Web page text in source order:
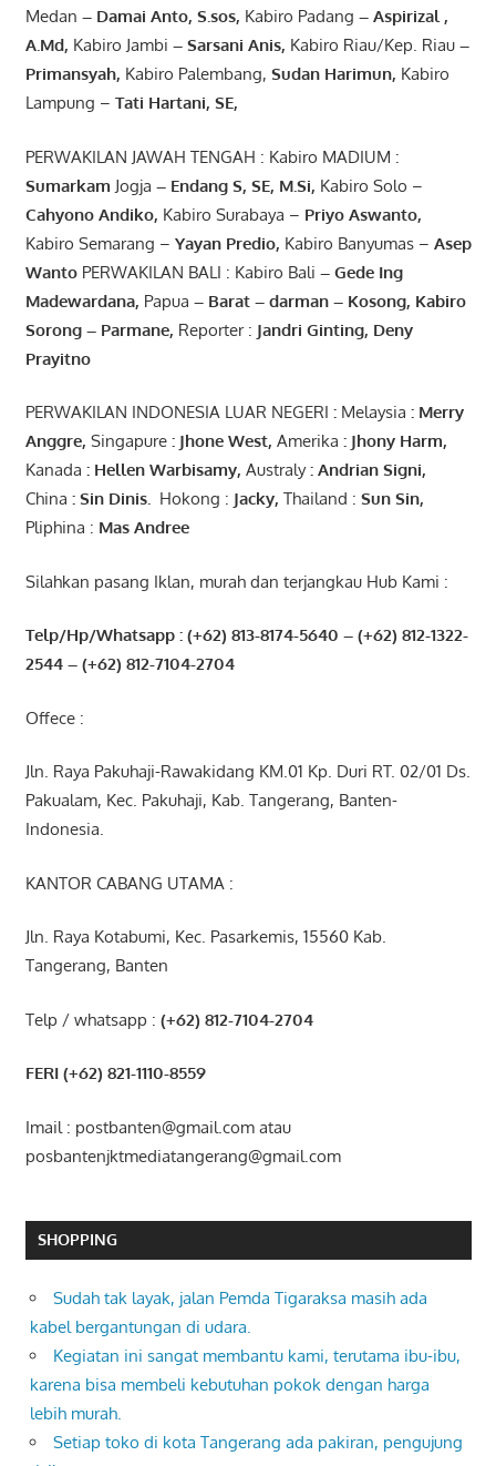
Medan – Damai Anto, S.sos, Kabiro Padang – Aspirizal ,
A.Md, Kabiro Jambi – Sarsani Anis, Kabiro Riau/Kep. Riau–
Primansyah, Kabiro Palembang, Sudan Harimun, Kabiro
Lampung – Tati Hartani, SE,
PERWAKILAN JAWAH TENGAH : Kabiro MADIUM :
Sumarkam Jogja – EndangS, SE, M.Si, Kabiro Solo –
Cahyono Andiko, Kabiro Surabaya – Priyo Aswanto,
Kabiro Semarang – Yayan Predio, Kabiro Banyumas – Asep
WantoPERWAKILAN BALI : Kabiro Bali – Gede Ing
Madewardana, Papua – Barat – darman– Kosong, Kabiro
Sorong– Parmane, Reporter : Jandri Ginting, Deny
Prayitno
PERWAKILAN INDONESIA LUAR NEGERI : Melaysia : Merry
Anggre, Singapure: JhoneWest, Amerika : JhonyHarm,
Kanada : Hellen Warbisamy, Australy: Andrian Signi,
China : Sin Dinis. Hokong : Jacky, Thailand : Sun Sin,
Pliphina : Mas Andree
Silahkan pasang Iklan, murah dan terjangkau Hub Kami :
Telp/Hp/Whatsapp : (+62) 813-8174-5640 – (+62) 812-1322-
2544– (+62) 812-7104-2704
Offece :
Jln. Raya Pakuhaji-Rawakidang KM.01 Kp. Duri RT. 02/01 Ds.
Pakualam, Kec. Pakuhaji, Kab. Tangerang, Banten-
Indonesia.
KANTOR CABANG UTAMA :
Jln. Raya Kotabumi, Kec. Pasarkemis, 15560 Kab.
Tangerang, Banten
Telp / whatsapp : (+62) 812-7104-2704
FERI (+62) 821-1110-8559
Imail : postbanten@gmail.com atau
posbantenjktmediatangerang@gmail.com
SHOPPING
Sudah tak layak, jalan Pemda Tigaraksa masih ada
kabel bergantungan di udara.
Kegiatan ini sangat membantu kami, terutama ibu-ibu,
karena bisa membeli kebutuhan pokok dengan harga
lebih murah.
Setiap toko di kota Tangerang ada pakiran, pengujung